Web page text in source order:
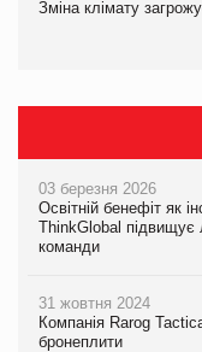
Зміна клімату
EVA.UA запустила
03 березня 2026
Освітній бенефіт як
ThinkGlobal підвищує
команди
31 жовтня 2024
Компанія Rarog
бронеплити